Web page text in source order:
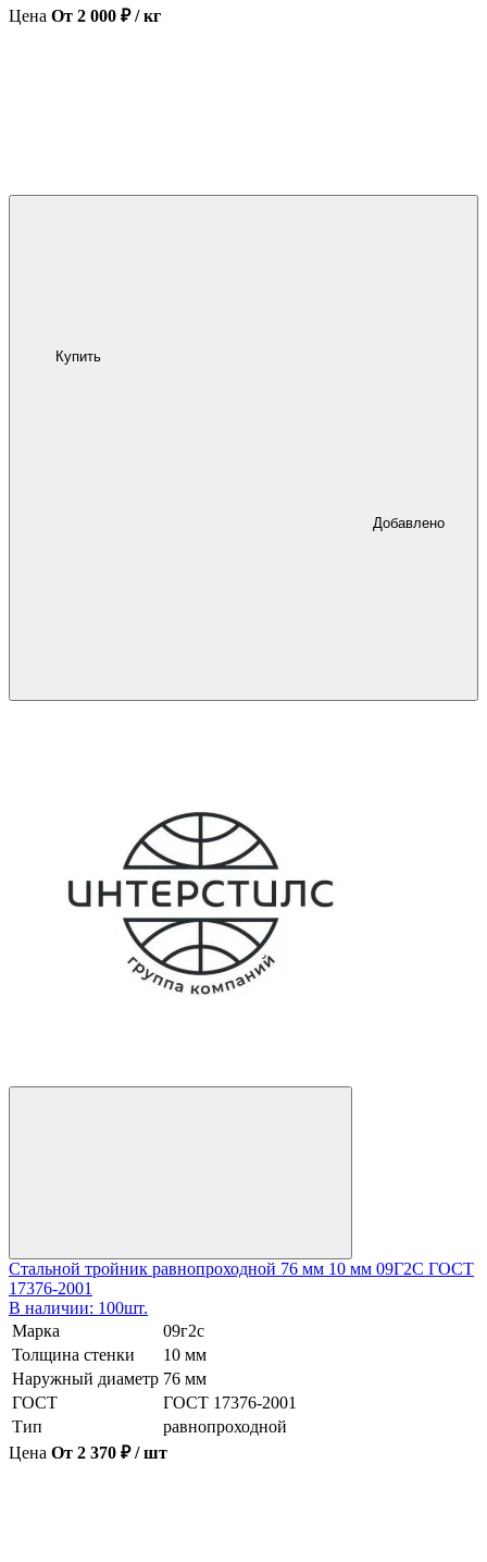
Цена От 2 000 ₽ / кг
Купить
Добавлено
Стальной тройник равнопроходной 76 мм 10 мм 09Г2С ГОСТ
17376-2001
В наличии: 100шт.
Марка
09г2с
Толщина стенки
10 мм
Наружный диаметр 76 мм
ГОСТ
ГОСТ 17376-2001
Тип
равнопроходной
Цена От 2 370 ₽ / шт